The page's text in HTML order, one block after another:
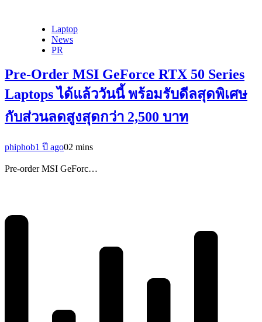
Laptop
News
PR
Pre-Order MSI GeForce RTX 50 Series
Laptops ได้แล้ววันนี้ พร้อมรับดีลสุดพิเศษ
กับส่วนลดสูงสุดกว่า 2,500 บาท
phiphob1 ปี ago02 mins
Pre-order MSI GeForc…